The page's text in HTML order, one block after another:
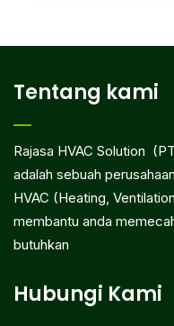
Tentang kami
Rajasa HVAC Solution
adalah sebuah
HVAC (Heating,
membantu anda
butuhkan
Hubungi Kami